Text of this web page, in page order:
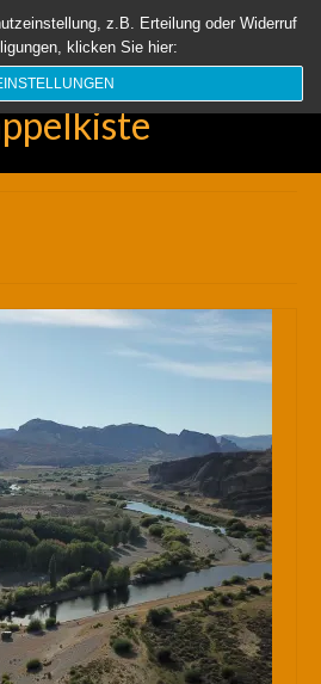
uns Unsere Rappelkiste Länder
z.B. Erteilung oder Widerruf
klicken Sie hier: